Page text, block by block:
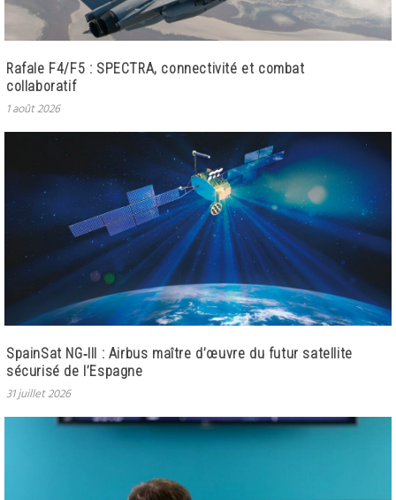
Rafale F4/F5 : SPECTRA, connectivité et combat
collaboratif
1 août 2026
SpainSat NG‑III : Airbus maître d’œuvre du futur satellite
sécurisé de l’Espagne
31 juillet 2026